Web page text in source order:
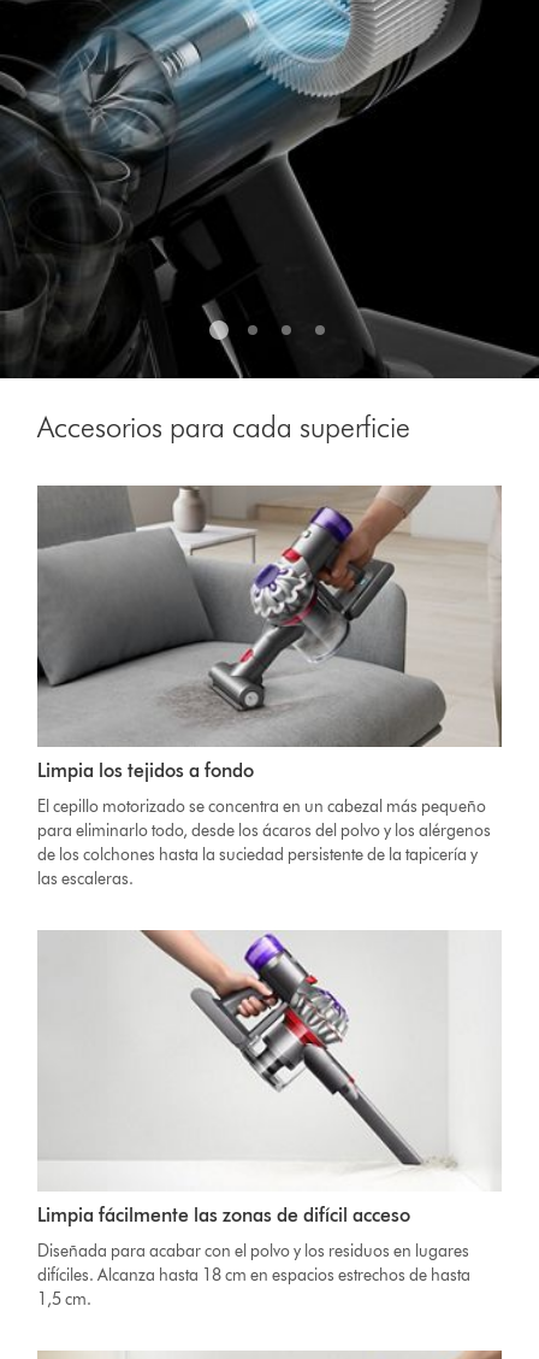
dots.
Accesorios para cada superficie
Limpia los tejidos a fondo
El cepillo motorizado se concentra en un cabezal más pequeño
para eliminarlo todo, desde los ácaros del polvo y los alérgenos
de los colchones hasta la suciedad persistente de la tapicería y
las escaleras.
Limpia fácilmente las zonas de difícil acceso
Diseñada para acabar con el polvo y los residuos en lugares
difíciles. Alcanza hasta 18 cm en espacios estrechos de hasta
1,5 cm.